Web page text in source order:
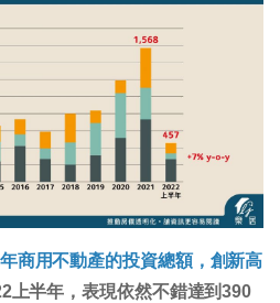
商用不動產的投資總額，創新高
上半年，表現依然不錯達到390